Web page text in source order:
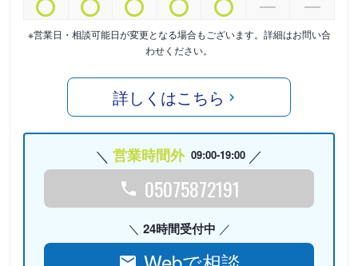
※営業日・相談可能日が変更となる場合もございます。詳細はお問い合
わせください。
詳しくはこちら
営業時間外 09:00-19:00
05075872191
24時間受付中